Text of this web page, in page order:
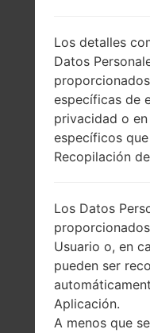
Los detalles
Datos
específicas de
privacidad o
específicos
Recopilación
Los Datos
Usuario o, en
pueden ser
Aplicación.
A menos que